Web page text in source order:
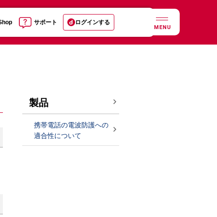
サポート ログインする
MENU
製品
携帯電話の電波防護への
適合性について